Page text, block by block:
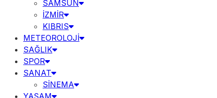
SAMSUN
İZMİR
KIBRIS
METEOROLOJİ
SAĞLIK
SPOR
SANAT
SİNEMA
YAŞAM